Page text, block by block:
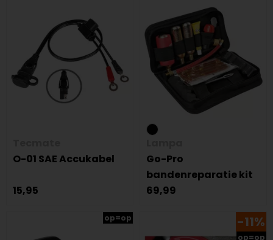
O-01 SAE Accukabel
15,95
Go-Pro
bandenreparatie kit
69,99
op=op -11%
op=op